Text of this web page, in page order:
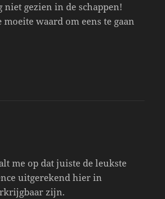
niet gezien in de schappen!
waard om eens te gaan
me op dat juiste de leukste
uitgerekend hier in
zijn.